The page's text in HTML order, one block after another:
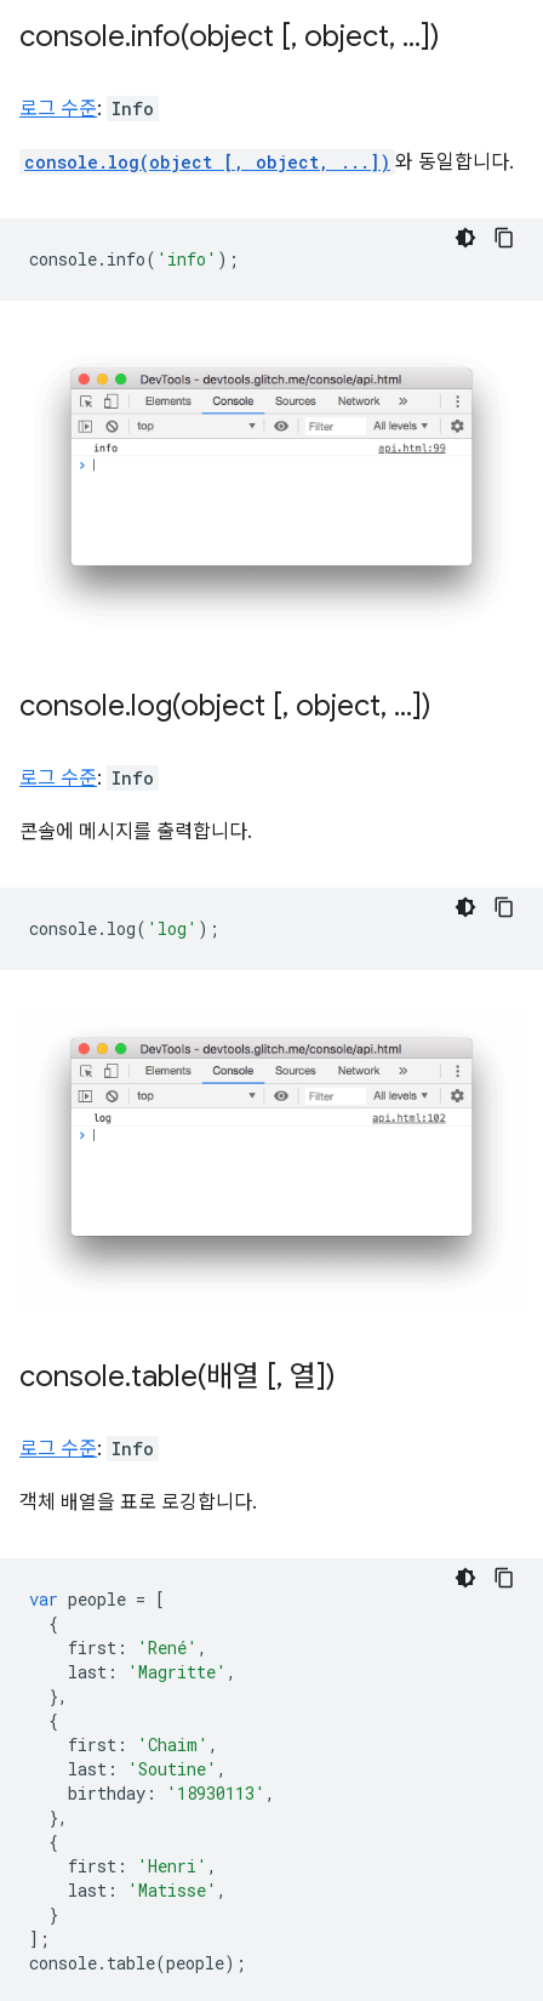
console.info(object [, object, ...])
로그 수준: Info
console.log(object [, object, ...]) 와 동일합니다.
console. info( 'info' );
console.log(object [, object, ...])
로그 수준: Info
콘솔에 메시지를 출력합니다.
console. log( 'log' );
console.table(배열 [, 열])
로그 수준: Info
객체 배열을 표로 로깅합니다.
var people =
[
{
first : 'René' ,
last : 'Magritte' ,
},
{
first : 'Chaim' ,
last : 'Soutine' ,
birthday : '18930113' ,
},
{
first : 'Henri' ,
last : 'Matisse' ,
}
];
console. table(people);